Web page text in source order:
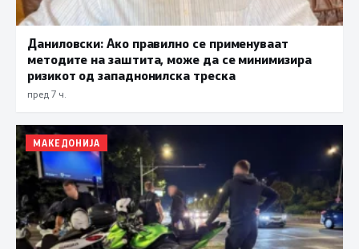
Даниловски: Ако правилно се применуваат
методите на заштита, може да се минимизира
ризикот од западнонилска треска
пред 7 ч.
МАКЕДОНИЈА